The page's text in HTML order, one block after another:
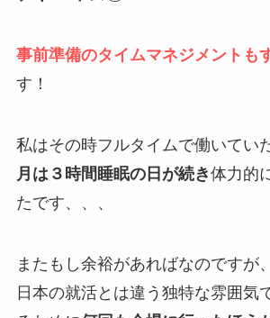
事前準備のタイムマネジメントも
す！
私はその時フルタイムで働いてい
月は３時間睡眠の日が続き体力的
たです、、、
またもし余裕があればなのですが
日本の就活とは違う独特な雰囲気